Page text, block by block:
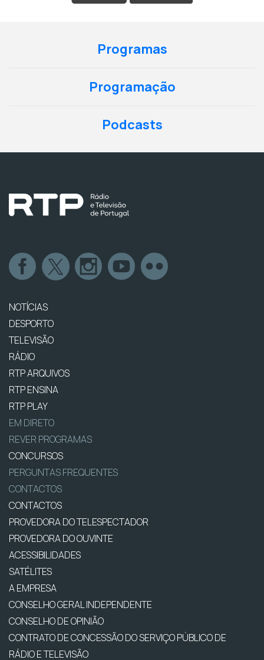
Programas
Programação
Podcasts
NOTÍCIAS
DESPORTO
TELEVISÃO
RÁDIO
RTP ARQUIVOS
RTP ENSINA
RTP PLAY
EM DIRETO
REVER PROGRAMAS
CONCURSOS
PERGUNTAS FREQUENTES
CONTACTOS
CONTACTOS
PROVEDORA DO TELESPECTADOR
PROVEDORA DO OUVINTE
ACESSIBILIDADES
SATÉLITES
A EMPRESA
CONSELHO GERAL INDEPENDENTE
CONSELHO DE OPINIÃO
CONTRATO DE CONCESSÃO DO SERVIÇO PÚBLICO DE
RÁDIO E TELEVISÃO